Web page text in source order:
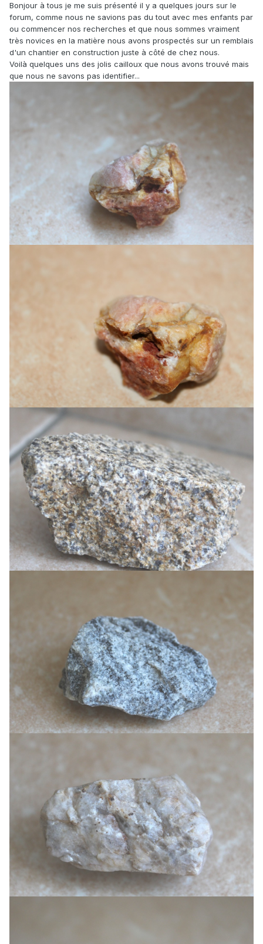
Bonjour à tous je me suis présenté il y a quelques jours sur le
forum, comme nous ne savions pas du tout avec mes enfants par
ou commencer nos recherches et que nous sommes vraiment
très novices en la matière nous avons prospectés sur un remblais
d'un chantier en construction juste à côté de chez nous.
Voilà quelques uns des jolis cailloux que nous avons trouvé mais
que nous ne savons pas identifier...